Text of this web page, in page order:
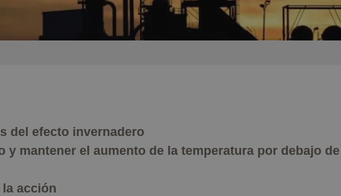
del efecto invernadero
y mantener el aumento de la temperatura por debajo de
acción